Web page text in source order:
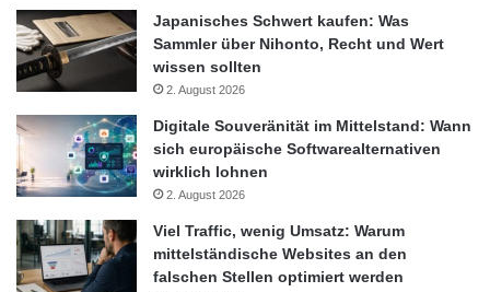
Japanisches Schwert kaufen: Was
Sammler über Nihonto, Recht und Wert
wissen sollten
2. August 2026
Digitale Souveränität im Mittelstand: Wann
sich europäische Softwarealternativen
wirklich lohnen
2. August 2026
Viel Traffic, wenig Umsatz: Warum
mittelständische Websites an den
falschen Stellen optimiert werden